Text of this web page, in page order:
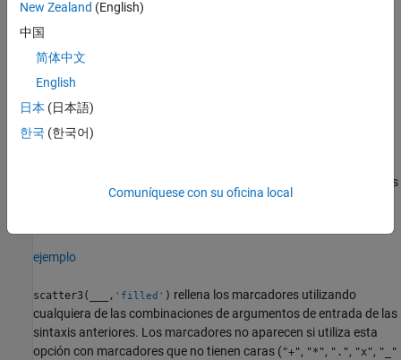
Para modificar los tamaños de los marcadores, especifique
coordenadas, especifique una matriz.
ejemplo
Puede especificar un color para todos los marcadores o diferentes
colores. Por ejemplo, puede representar todos los marcadores en
ejemplo
scatter3( , 'filled' ) rellena los marcadores utilizando
cualquiera de las combinaciones de argumentos de entrada de las
sintaxis anteriores. Los marcadores no aparecen si utiliza esta
opción con marcadores que no tienen caras ("+", "*", ".", "x", "_"
New Zealand (English)
中国
简体中文
English
日本 (日本語)
한국 (한국어)
Comuníquese con su oficina local